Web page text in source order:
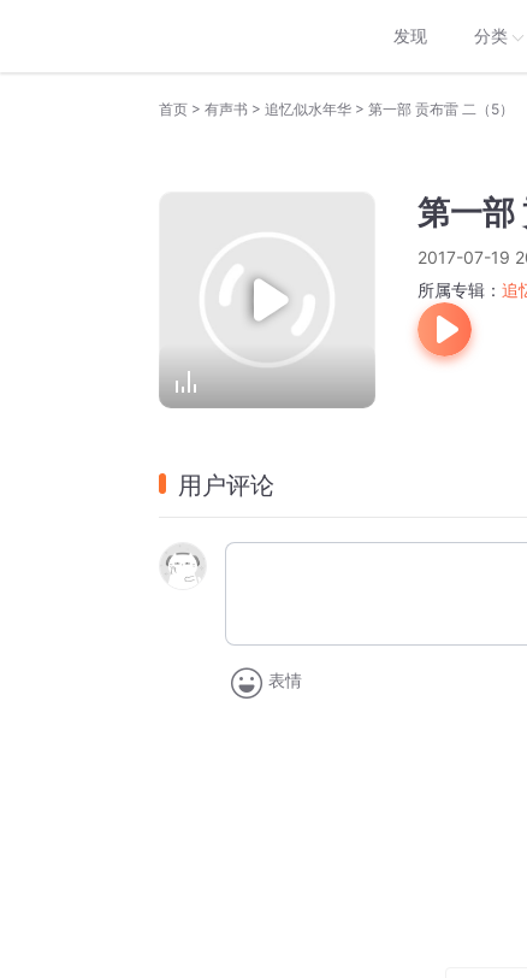
发现 分类
首页 > 有声书 > 追忆似水年华 > 第一部 贡布雷 二（5）
第一部
2017-07-19
所属专辑： 追
用户评论
表情